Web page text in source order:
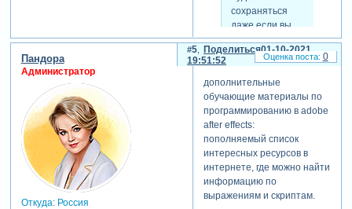
отладки
выражений.
потом можно
написать
просто массово
заменить это
выражение тем
что написано в
тексте.
самое крутое,
что теперь,
анимируя
sourcetext, у вас
есть
сохраняться
даже если вы
будете его
скейлить или
двигать в 3д
пространстве.
cоздаем
композицию
«!control», в
которой на
слое «control»
будет лежать
слайдер «line
width».
Поделиться
5
01-10-2021
19:51:52
Пандора
Администратор
Откуда:Россия
дополнительные
обучающие материалы по
программированию в adobe
after effects:
пополняемый список
интересных ресурсов в
интернете, где можно найти
информацию по
выражениям и скриптам.
0